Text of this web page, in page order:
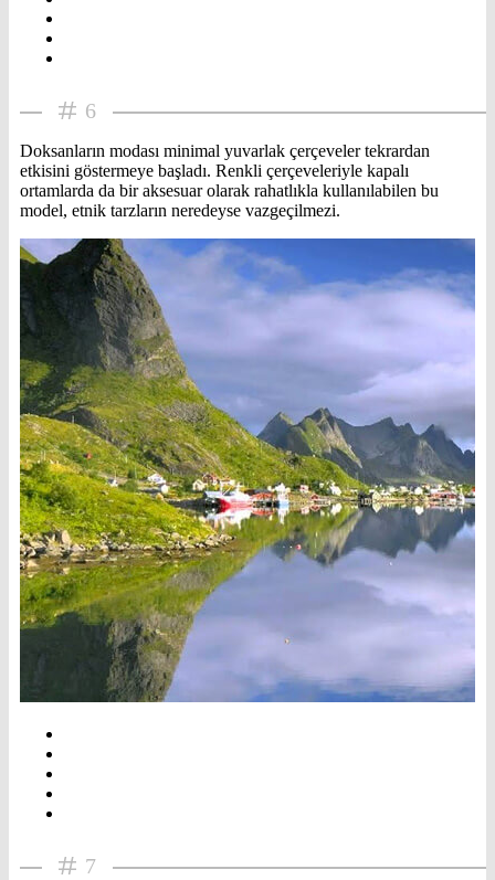
6
Doksanların modası minimal yuvarlak çerçeveler tekrardan
etkisini göstermeye başladı. Renkli çerçeveleriyle kapalı
ortamlarda da bir aksesuar olarak rahatlıkla kullanılabilen bu
model, etnik tarzların neredeyse vazgeçilmezi.
7